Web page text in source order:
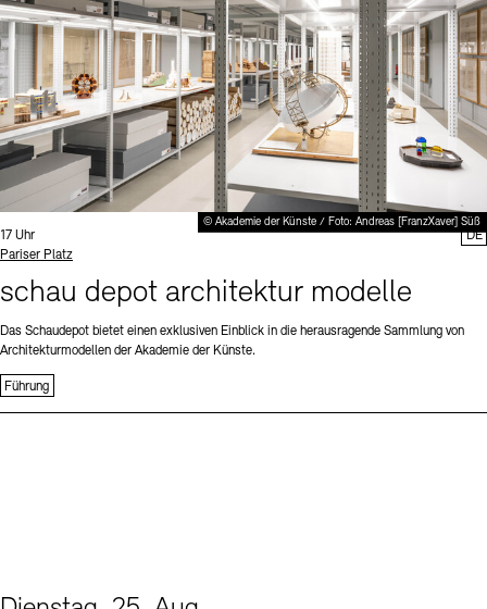
© Akademie der Künste / Foto: Andreas [FranzXaver] Süß
Uhrzeit:
17 Uhr
Standort
Pariser Platz
schau depot architektur modelle
Das Schaudepot bietet einen exklusiven Einblick in die herausragende Sammlung von
Architekturmodellen der Akademie der Künste.
Führung
DE